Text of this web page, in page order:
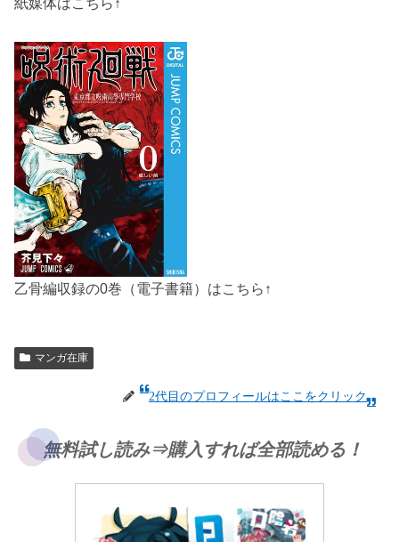
紙媒体はこちら↑
乙骨編収録の0巻（電子書籍）はこちら↑
マンガ在庫
2代目のプロフィールはここをクリック
無料試し読み⇒購入すれば全部読める！